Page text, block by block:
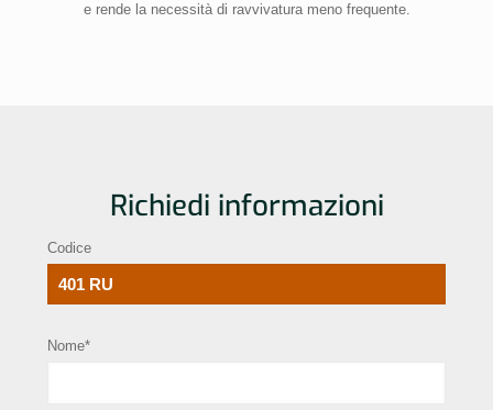
e rende la necessità di ravvivatura meno frequente.
Richiedi informazioni
Codice
Nome*